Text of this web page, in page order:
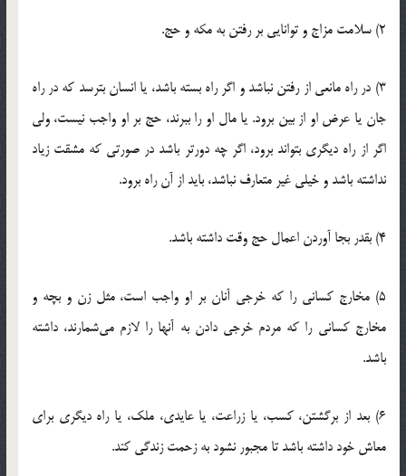
2) سلامت مزاج و توانایی بر رفتن به مكه و حج.
3) در راه مانعی از رفتن نباشد و اگر راه بسته باشد، یا انسان بترسد كه در راه
جان یا عرض او از بین برود. یا مال او را ببرند، حج بر او واجب نیست، ولی
اگر از راه دیگری بتواند برود، اگر چه دورتر باشد در صورتی كه مشقت زیاد
نداشته باشد و خیلی غیر متعارف نباشد، باید از آن راه برود.
4) بقدر بجا آوردن اعمال حج وقت داشته باشد.
5) مخارج كسانی را كه خرجی آنان بر او واجب است، مثل زن و بچه و
مخارج كسانی را كه مردم خرجی دادن به آنها را لازم می‌شمارند، داشته
باشد.
6) بعد از برگشتن، كسب، یا زراعت، یا عایدی، ملك، یا راه دیگری برای
معاش خود داشته باشد تا مجبور نشود به زحمت زندگی كند.